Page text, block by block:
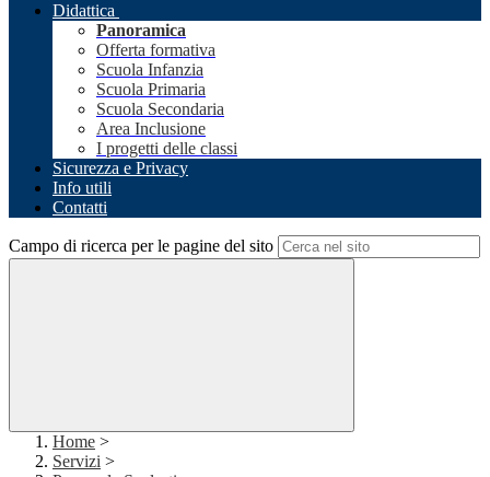
Didattica
Panoramica
Offerta formativa
Scuola Infanzia
Scuola Primaria
Scuola Secondaria
Area Inclusione
I progetti delle classi
Sicurezza e Privacy
Info utili
Contatti
Campo di ricerca per le pagine del sito
Home >
Servizi >